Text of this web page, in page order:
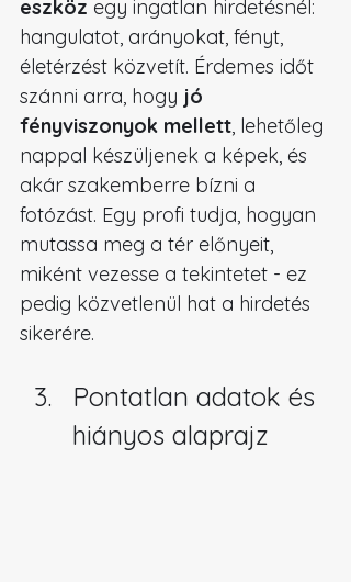
eszköz egy ingatlan hirdetésnél:
hangulatot, arányokat, fényt,
életérzést közvetít. Érdemes időt
szánni arra, hogy jó
fényviszonyok mellett, lehetőleg
nappal készüljenek a képek, és
akár szakemberre bízni a
fotózást. Egy profi tudja, hogyan
mutassa meg a tér előnyeit,
miként vezesse a tekintetet - ez
pedig közvetlenül hat a hirdetés
sikerére.
Pontatlan adatok és
hiányos alaprajz